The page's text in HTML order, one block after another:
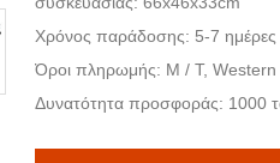
Χρόνος παράδοσης: 5-7 ημέρες
Όροι πληρωμής: Μ / Τ, Western
Δυνατότητα προσφοράς: 1000